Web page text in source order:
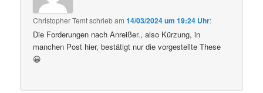
Christopher Temtschriebam14/03/2024 um 19:24 Uhr:
Die Forderungen nach Anreißer., also Kürzung, in
manchen Post hier, bestätigt nur die vorgestellte These
😀